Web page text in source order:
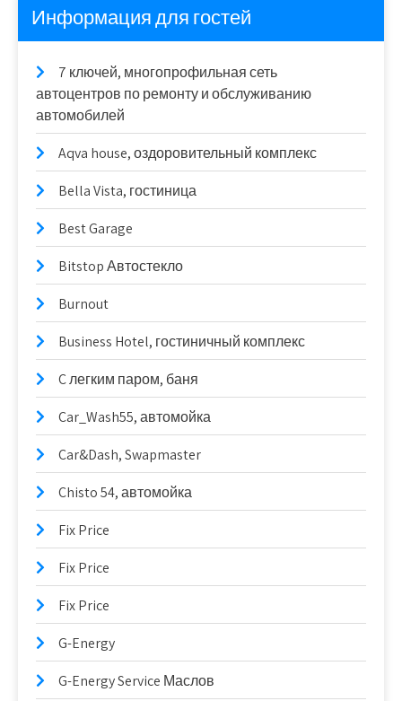
Информация для гостей
7 ключей, многопрофильная сеть
автоцентров по ремонту и обслуживанию
автомобилей
Aqva house, оздоровительный комплекс
Bella Vista, гостиница
Best Garage
Bitstop Автостекло
Burnout
Business Hotel, гостиничный комплекс
C легким паром, баня
Car_Wash55, автомойка
Car&Dash, Swapmaster
Chisto 54, автомойка
Fix Price
Fix Price
Fix Price
G-Energy
G-Energy Service Маслов